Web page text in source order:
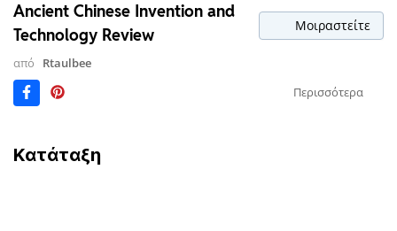
Ancient Chinese Invention and
Technology Review
Μοιραστείτε
από
Rtaulbee
Περισσότερα
Κατάταξη